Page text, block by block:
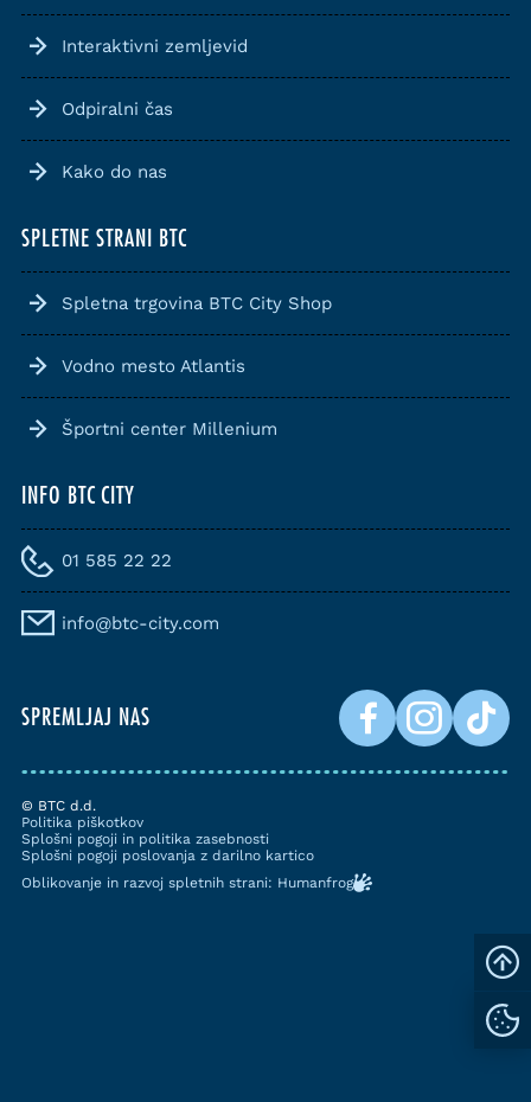
Interaktivni zemljevid
Odpiralni čas
Kako do nas
SPLETNE STRANI BTC
Spletna trgovina BTC City Shop
Vodno mesto Atlantis
Športni center Millenium
INFO BTC CITY
01 585 22 22
info@btc-city.com
SPREMLJAJ NAS
© BTC d.d.
Politika piškotkov
Splošni pogoji in politika zasebnosti
Splošni pogoji poslovanja z darilno kartico
Oblikovanje in razvoj spletnih strani: Humanfrog